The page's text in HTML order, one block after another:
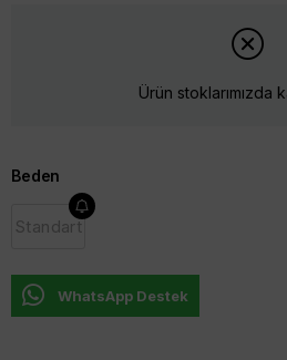
Ürün stoklarımızda
Beden
Standart
WhatsApp Destek